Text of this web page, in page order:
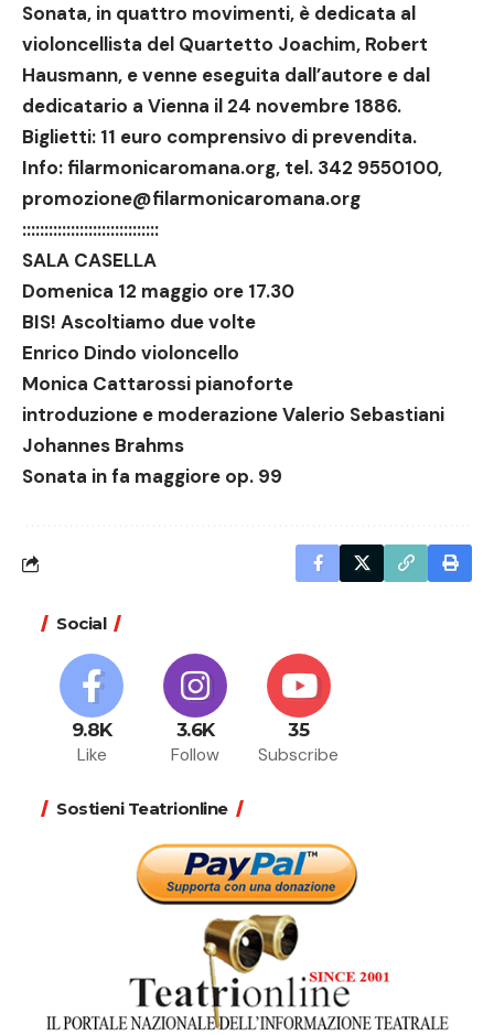
Sonata, in quattro movimenti, è dedicata al
violoncellista del Quartetto Joachim, Robert
Hausmann, e venne eseguita dall’autore e dal
dedicatario a Vienna il 24 novembre 1886.
Biglietti: 11 euro comprensivo di prevendita.
Info: filarmonicaromana.org, tel. 342 9550100,
promozione@filarmonicaromana.org
:::::::::::::::::::::::::::::::
SALA CASELLA
Domenica 12 maggio ore 17.30
BIS! Ascoltiamo due volte
Enrico Dindo violoncello
Monica Cattarossi pianoforte
introduzione e moderazione Valerio Sebastiani
Johannes Brahms
Sonata in fa maggiore op. 99
Social
9.8K
Like
3.6K
Follow
35
Subscribe
Sostieni Teatrionline